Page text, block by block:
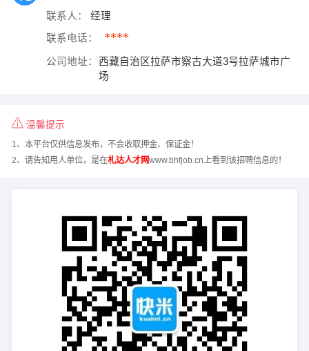
联系人： 经理
联系电话： ****
公司地址：
西藏自治区拉萨市察古大道3号拉萨城市广
场
温馨提示
1、本平台仅供信息发布，不会收取押金、保证金！
2、请告知用人单位，是在札达人才网www.bhfjob.cn上看到该招聘信息的！